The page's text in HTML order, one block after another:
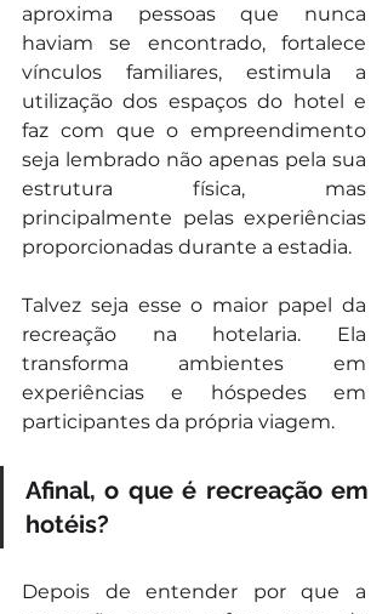
aproxima pessoas que nunca
haviam se encontrado, fortalece
vínculos familiares, estimula a
utilização dos espaços do hotel e
faz com que o empreendimento
seja lembrado não apenas pela sua
estrutura física, mas
principalmente pelas experiências
proporcionadas durante a estadia.
Talvez seja esse o maior papel da
recreação na hotelaria. Ela
transforma ambientes em
experiências e hóspedes em
participantes da própria viagem.
Afinal, o que é recreação em
hotéis?
Depois de entender por que a